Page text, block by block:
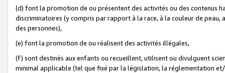
(d) font la promotion de ou présentent des activités ou des contenus
discriminatoires (y compris par rapport à la race, à la couleur de
des personnes),
(e) font la promotion de ou réalisent des activités illégales,
(f) sont destinés aux enfants ou recueillent, utilisent ou divulguent
minimal applicable (tel que fixé par la législation, la réglementation